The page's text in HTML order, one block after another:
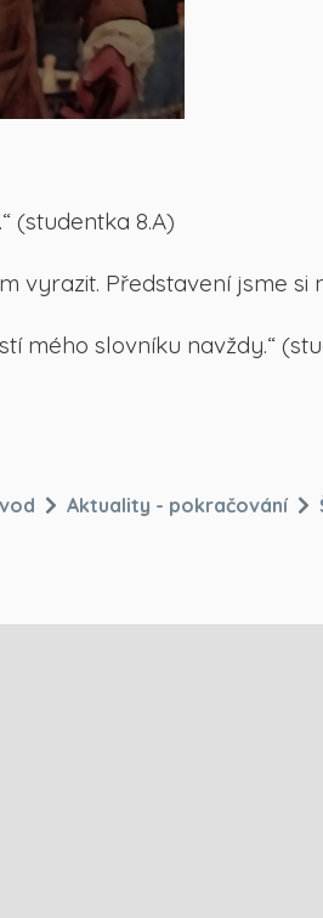
(studentka 8.A)
vyrazit. Představení jsme si
mého slovníku navždy.“
Aktuality - pokračování